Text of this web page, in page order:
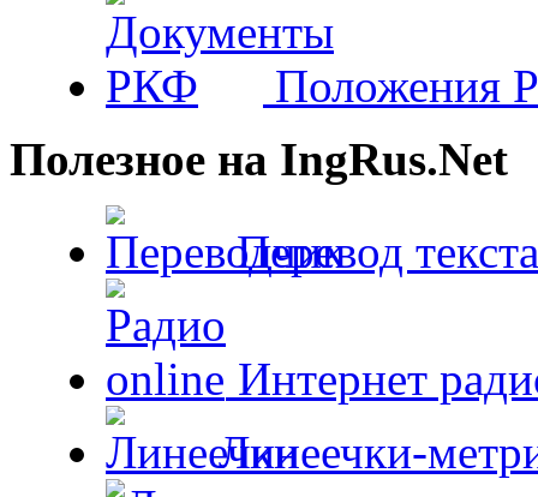
Положения
Полезное на IngRus.Net
Перевод
Интернет
Линеечки-